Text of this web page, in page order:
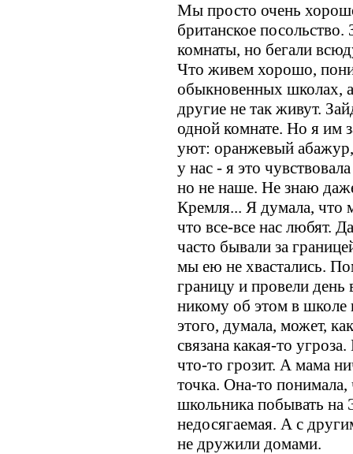
Мы просто очень
британское посольство.
комнаты, но бегали
Что живем хорошо,
обыкновенных школах,
другие не так живут.
одной комнате. Но я им
уют: оранжевый
у нас - я это
но не наше. Не знаю
Кремля... Я думала, что
что все-все нас любят.
часто бывали за
мы ею не хвастались.
границу и провели день
никому об этом в школе
этого, думала, может,
связана какая-то
что-то грозит. А мама
точка. Она-то понимала,
школьника побывать на
недосягаемая. А с
не дружили домами.